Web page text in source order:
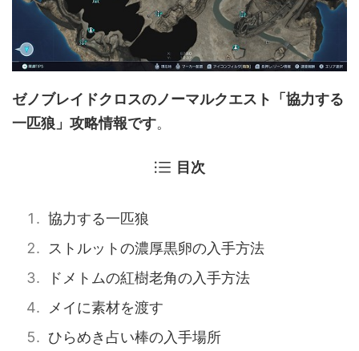
ゼノブレイドクロスのノーマルクエスト「協力する
一匹狼」攻略情報です。
目次
協力する一匹狼
ストルットの濃厚黒卵の入手方法
ドメトムの紅樹老角の入手方法
メイに素材を渡す
ひらめき占い棒の入手場所